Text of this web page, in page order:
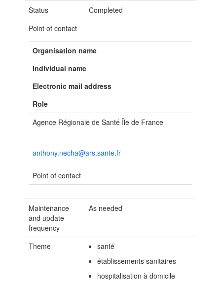
Status
Completed
Point of contact
Organisation name
Individual name
Electronic mail address
Role
Agence Régionale de Santé Île de France
anthony.necha@ars.sante.fr
Point of contact
Maintenance
and update
frequency
As needed
Theme
santé
établissements sanitaires
hospitalisation à domicile